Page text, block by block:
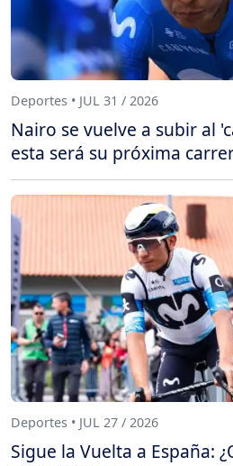
Deportes • JUL 31 / 2026
Nairo se vuelve a subir al
esta será su próxima
Deportes • JUL 27 / 2026
Sigue la Vuelta a España: